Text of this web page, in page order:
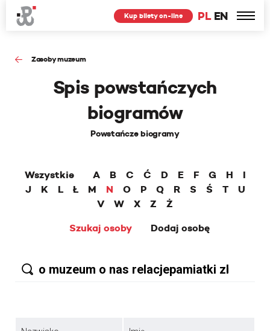
PL EN
Kup bilety on-line
Zasoby muzeum
Spis powstańczych
biogramów
Powstańcze biogramy
Wszystkie A B C Ć D E F G H
I
J
K L Ł M N O P Q R S Ś T
U
V
W X Z
Ż
Szukaj osoby
Dodaj osobę